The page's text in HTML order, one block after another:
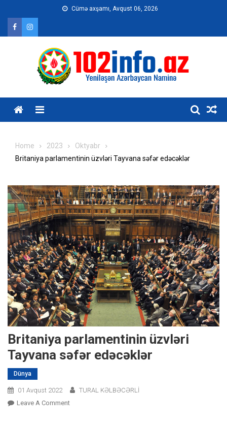
content
Cümə axşamı, Avqust 06, 2026
Home 2023
Oktyabr
Britaniya parlamentinin üzvləri Tayvana səfər edəcəklər
Britaniya parlamentinin üzvləri
Tayvana səfər edəcəklər
Dünya
01 Avqust 2022
TURAL KƏLBƏCƏRLİ
Leave A CommentOn